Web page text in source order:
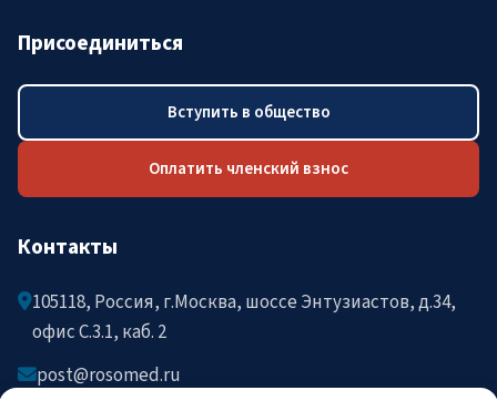
Присоединиться
Вступить в общество
Оплатить членский взнос
Контакты
105118, Россия, г.Москва, шоссе Энтузиастов, д.34,
офис C.3.1, каб. 2
post@rosomed.ru